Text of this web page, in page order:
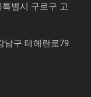
별시 구로구 고
남구 테헤란로79